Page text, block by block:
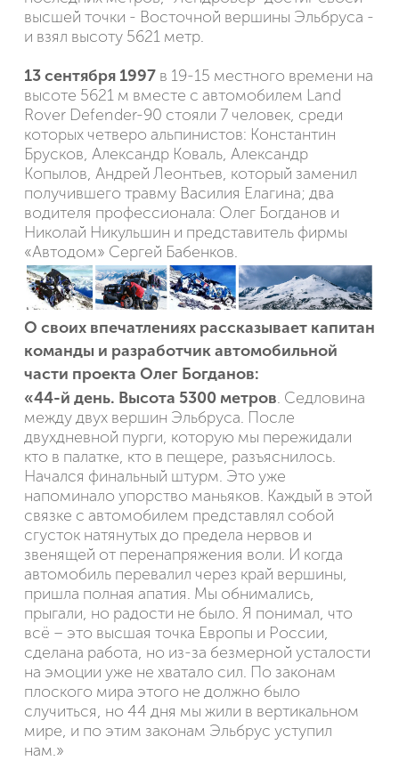
высшей точки - Восточной вершины Эльбруса -
и взял высоту 5621 метр.
13 сентября 1997в 19-15 местного времени на
высоте 5621 м вместе с автомобилем Land
Rover Defender-90 cтояли 7 человек, среди
которых четверо альпинистов: Константин
Брусков, Александр Коваль, Александр
Копылов, Андрей Леонтьев, который заменил
получившего травму Василия Елагина; два
водителя профессионала: Олег Богданов и
Николай Никульшин и представитель фирмы
«Автодом» Сергей Бабенков.
О своих впечатлениях рассказывает капитан
команды и разработчик автомобильной
части проекта Олег Богданов:
«44-й день. Высота 5300 метров. Седловина
между двух вершин Эльбруса. После
двухдневной пурги, которую мы пережидали
кто в палатке, кто в пещере, разъяснилось.
Начался финальный штурм. Это уже
напоминало упорство маньяков. Каждый в этой
связке с автомобилем представлял собой
сгусток натянутых до предела нервов и
звенящей от перенапряжения воли. И когда
автомобиль перевалил через край вершины,
пришла полная апатия. Мы обнимались,
прыгали, но радости не было. Я понимал, что
всё – это высшая точка Европы и России,
сделана работа, но из-за безмерной усталости
на эмоции уже не хватало сил. По законам
плоского мира этого не должно было
случиться, но 44 дня мы жили в вертикальном
мире, и по этим законам Эльбрус уступил
нам.»